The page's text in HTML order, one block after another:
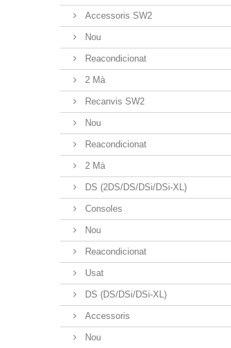
Accessoris SW2
Nou
Reacondicionat
2 Mà
Recanvis SW2
Nou
Reacondicionat
2 Mà
DS (2DS/DS/DSi/DSi-XL)
Consoles
Nou
Reacondicionat
Usat
DS (DS/DSi/DSi-XL)
Accessoris
Nou